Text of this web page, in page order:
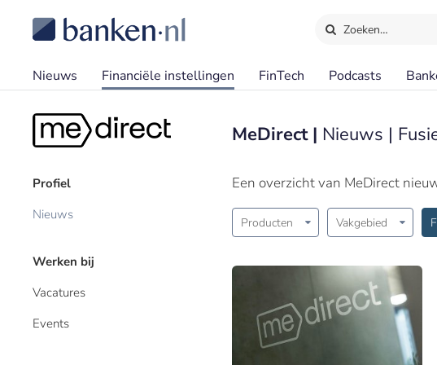
Zoeken…
Nieuws Financiële instellingen FinTech Podcasts
Profiel
Nieuws
Werken bij
Vacatures
Events
MeDirect | Nieuws |
Een overzicht van MeDirect
Producten Vakgebied